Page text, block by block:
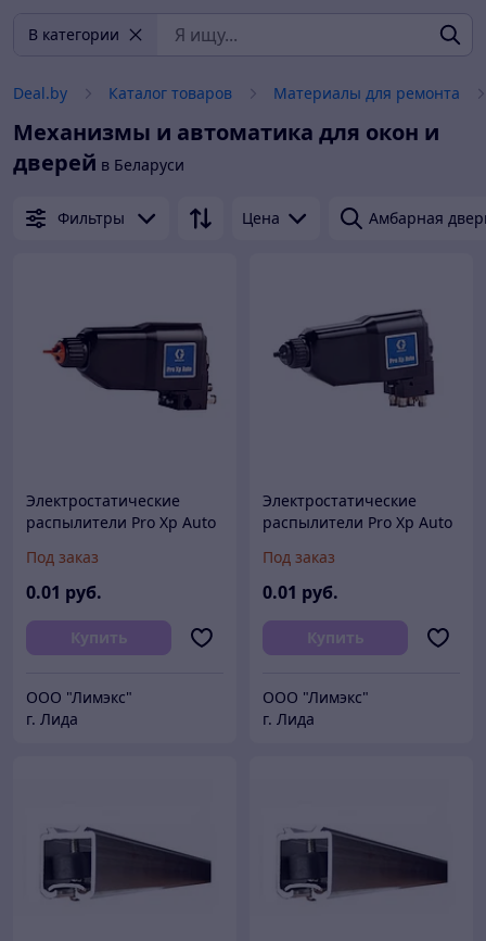
В категории
Deal.by Каталог товаров Материалы для ремонта
Механизмы и автоматика для окон и
дверей в Беларуси
Фильтры Цена Амбарная
Электростатические
распылители Pro Xp Auto
Под заказ
0.01 руб.
Купить
ООО "Лимэкс"
г. Лида
Электростатические
распылители Pro Xp Auto
Под заказ
0.01 руб.
Купить
ООО "Лимэкс"
г. Лида